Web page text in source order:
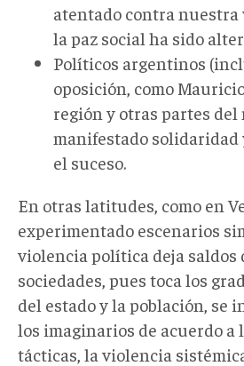
atentado contra
la paz social ha sido
Políticos argentinos
oposición, como
región y otras partes del
manifestado solidaridad
el suceso.
En otras latitudes, como en
experimentado escenarios
violencia política deja saldos
sociedades, pues toca los
del estado y la población, se
los imaginarios de acuerdo a
tácticas, la violencia